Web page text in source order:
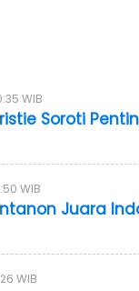
WIB
Soroti
WIB
Juara
WIB